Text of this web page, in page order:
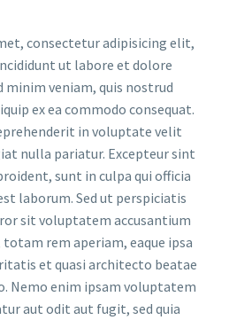
consectetur adipisicing elit,
ut labore et dolore
minim veniam, quis nostrud
ex ea commodo consequat.
in voluptate velit
nulla pariatur. Excepteur sint
sunt in culpa qui officia
laborum. Sed ut perspiciatis
sit voluptatem accusantium
rem aperiam, eaque ipsa
et quasi architecto beatae
Nemo enim ipsam voluptatem
aut odit aut fugit, sed quia